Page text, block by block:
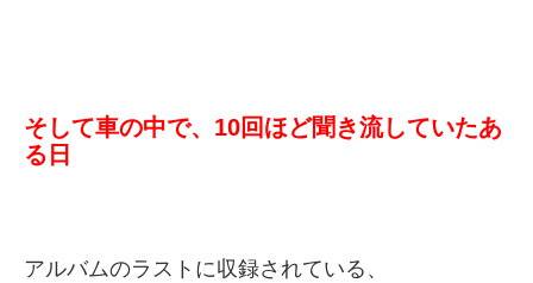
そして車の中で、10回ほど聞き流していたあ
る日
アルバムのラストに収録されている、